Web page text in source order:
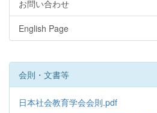
お問い合わせ
English Page
会則・文書等
日本社会教育学会会則.pdf